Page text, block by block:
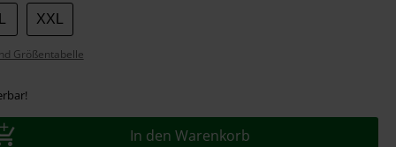
XXL
Größentabelle
In den Warenkorb